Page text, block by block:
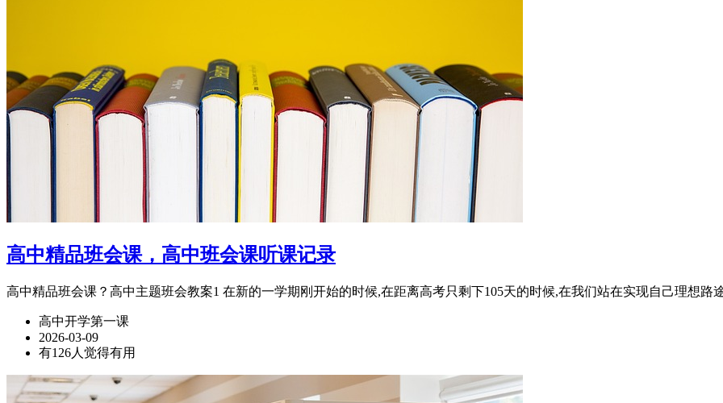
高中精品班会课，高中班会课听课记录
高中精品班会课？高中主题班会教案1 在新的一学期刚开始的时候,在距离高考只剩下105天的时候,在我们站在实现自己理想路
高中开学第一课
2026-03-09
有126人觉得有用